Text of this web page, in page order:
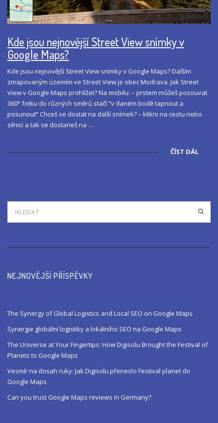
Kde jsou nejnovější Street View snímky v
Google Maps?
Kde jsou nejnovější Street View snímky v Google Maps? Dalším
zmapovaným územím ve Street View je obec Modrava. Jak Street
View v Google Maps prohlížet? Na mobilu: – prstem můžeš posouvat
360° fotku do různých směrů stačí “v daném bodě tapnout a
posunout” Chceš se dostat na další snímek? – klikni na cestu nebo
silnici a tak se dostaneš na …
ČÍST DÁL
NEJNOVĚJŠÍ PŘÍSPĚVKY
The Synergy of Global Logistics and Local SEO on Google Maps
Synergie globální logistiky a lokálního SEO na Google Maps
The Universe at Your Fingertips: How Digisolu Brought the Festival of
Planets to Google Maps
Vesmír na dosah ruky: Jak Digisolu přeneslo Festival planet do
Google Maps
Can you trust Google Maps reviews in Germany?